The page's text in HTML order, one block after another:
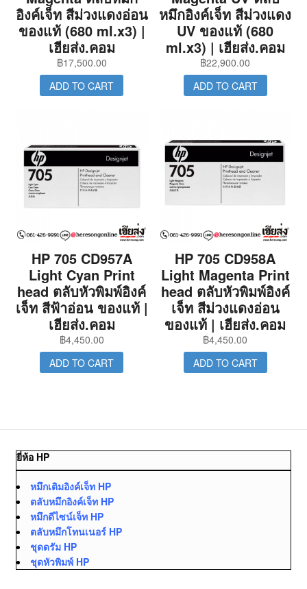
อิงค์เจ็ท สีม่วงแดงอ่อน
ของแท้ (680 ml.x3) |
เฮียส่ง.คอม
฿17,500.00
ADD TO CART
หมึกอิงค์เจ็ท สีม่วงแดง
UV ของแท้ (680
ml.x3) | เฮียส่ง.คอม
฿22,900.00
ADD TO CART
HP 705 CD957A
Light Cyan Print
head ตลับหัวพิมพ์อิงค์
เจ็ท สีฟ้าอ่อน ของแท้ |
เฮียส่ง.คอม
฿4,450.00
ADD TO CART
HP 705 CD958A
Light Magenta Print
head ตลับหัวพิมพ์อิงค์
เจ็ท สีม่วงแดงอ่อน
ของแท้ | เฮียส่ง.คอม
฿4,450.00
ADD TO CART
ยี่ห้อ HP
หมึกเติมอิงค์เจ็ท HP
ตลับหมึกอิงค์เจ็ท HP
หมึกดีไซน์เจ็ท HP
ตลับหมึกโทนเนอร์ HP
ชุดดรัม HP
ชุดหัวพิมพ์ HP